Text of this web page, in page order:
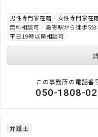
男性専門家在籍 女性専門家在
無料相談可
最寄駅から徒歩5分
平日19時以降相談可
この事務所の電話番
050-1808-
弁護士